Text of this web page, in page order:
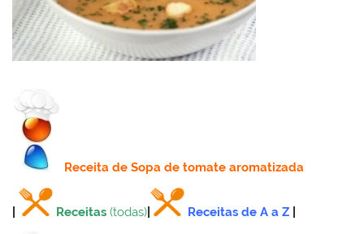
Receitade Sopa de tomate aromatizada
Receitas (todas) Receitas de A a Z